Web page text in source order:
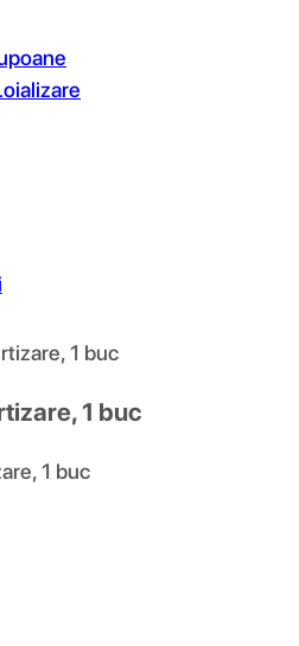
1 buc
1 buc